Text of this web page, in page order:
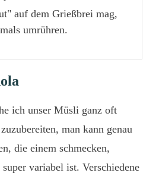
auf dem Grießbrei mag,
umrühren.
ich unser Müsli ganz oft
man kann genau
die einem schmecken,
variabel ist. Verschiedene